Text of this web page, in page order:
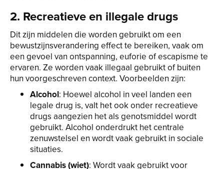
2. Recreatieve en illegale drugs
Dit zijn middelen die worden gebruikt om een
bewustzijnsverandering effect te bereiken, vaak om
een gevoel van ontspanning, euforie of escapisme te
ervaren. Ze worden vaak illegaal gebruikt of buiten
hun voorgeschreven context. Voorbeelden zijn:
Alcohol: Hoewel alcohol in veel landen een
legale drug is, valt het ook onder recreatieve
drugs aangezien het als genotsmiddel wordt
gebruikt. Alcohol onderdrukt het centrale
zenuwstelsel en wordt vaak gebruikt in sociale
situaties.
Cannabis (wiet): Wordt vaak gebruikt voor